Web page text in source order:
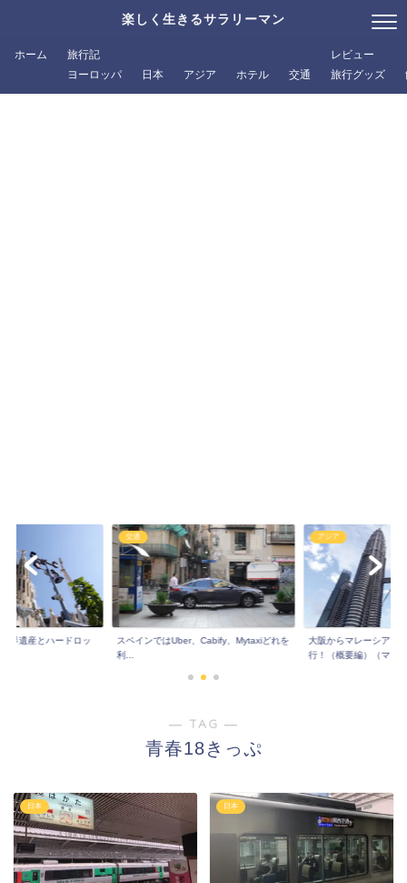
楽しく生きるサラリーマン
ホーム
旅行記
ヨーロッパ
日本 アジア ホテル 交通
レビュー
旅行グッズ
Cabify、Mytaxiどれを
アジア
大阪からマレーシア！三泊四日の弾丸旅
行！（概要編）（マレ...
ヨーロッパ
大阪からスペイン!世界
クカフェ巡り!まと...
― TAG ―
青春18きっぷ
日本 日本